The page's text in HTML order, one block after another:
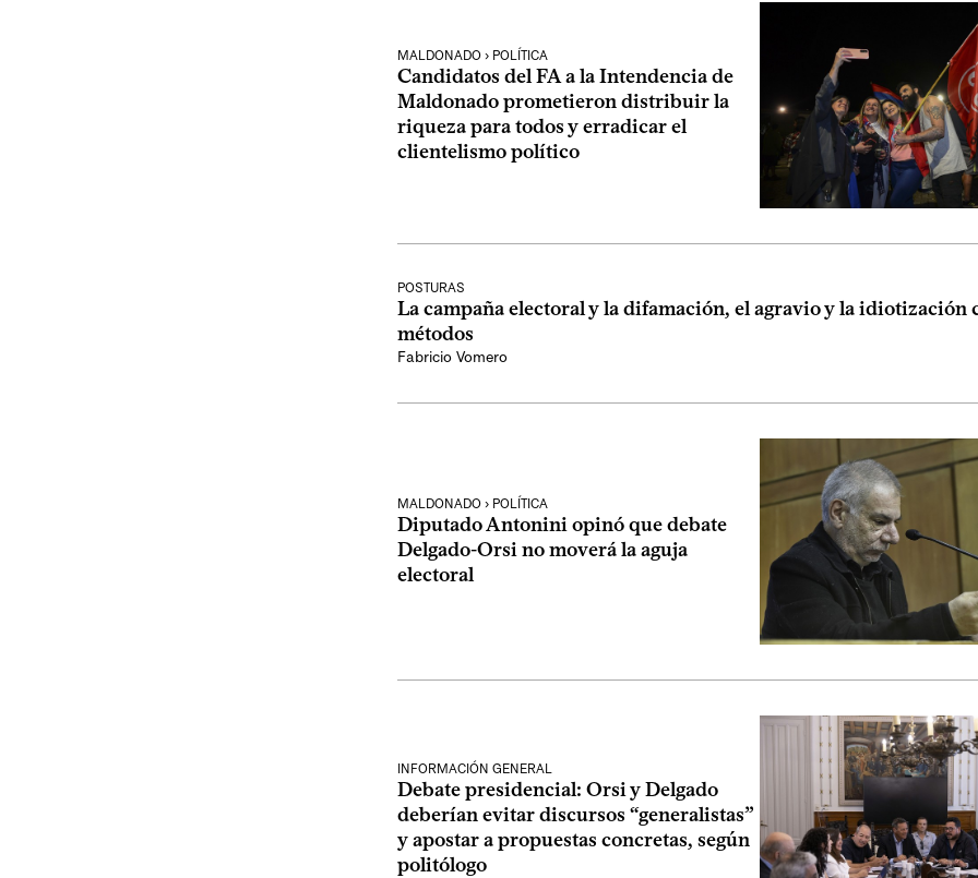
MALDONADO › POLÍTICA
Candidatos del FA a la Intendencia de
Maldonado prometieron distribuir la
riqueza para todos y erradicar el
clientelismo político
POSTURAS
La campaña electoral y la difamación, el agravio y la idiotización
métodos
Fabricio Vomero
MALDONADO › POLÍTICA
Diputado Antonini opinó que debate
Delgado-Orsi no moverá la aguja
electoral
INFORMACIÓN GENERAL
Debate presidencial: Orsi y Delgado
deberían evitar discursos “generalistas”
y apostar a propuestas concretas, según
politólogo